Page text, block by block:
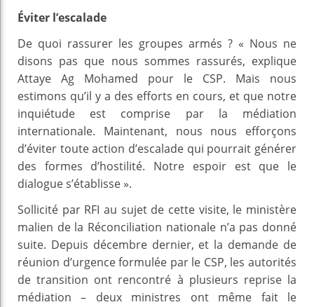
Éviter l’escalade
De quoi rassurer les groupes armés ? « Nous ne
disons pas que nous sommes rassurés, explique
Attaye Ag Mohamed pour le CSP. Mais nous
estimons qu’il y a des efforts en cours, et que notre
inquiétude est comprise par la médiation
internationale. Maintenant, nous nous efforçons
d’éviter toute action d’escalade qui pourrait générer
des formes d’hostilité. Notre espoir est que le
dialogue s’établisse ».
Sollicité par RFI au sujet de cette visite, le ministère
malien de la Réconciliation nationale n’a pas donné
suite. Depuis décembre dernier, et la demande de
réunion d’urgence formulée par le CSP, les autorités
de transition ont rencontré à plusieurs reprise la
médiation – deux ministres ont même fait le